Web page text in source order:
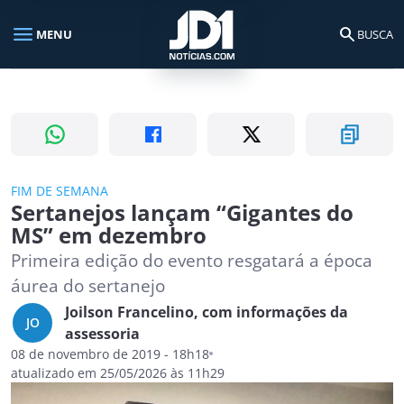
Busca no portal
menu MENU search BUSCA
FIM DE SEMANA
Sertanejos lançam “Gigantes do
MS” em dezembro
Primeira edição do evento resgatará a época
áurea do sertanejo
JO
Joilson Francelino, com informações da
assessoria
08 de novembro de 2019 - 18h18
atualizado em 25/05/2026 às 11h29